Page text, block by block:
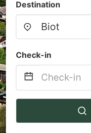
Destination
Check-in
Navigate
to